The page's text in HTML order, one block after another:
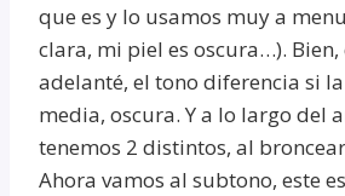
que es y lo usamos muy a
clara, mi piel es oscura…). Bien,
adelanté, el tono diferencia si
media, oscura. Y a lo largo del
tenemos 2 distintos, al
Ahora vamos al subtono, este